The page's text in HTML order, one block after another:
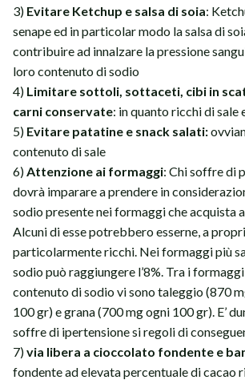
3) Evitare Ketchup e salsa di soia:
senape ed in particolar modo la salsa di
contribuire ad innalzare la pressione
loro contenuto di sodio
4) Limitare sottoli, sottaceti, cibi in
carni conservate: in quanto ricchi di sale
5) Evitare patatine e snack salati:
contenuto di sale
6)Attenzione ai formaggi: Chi soffre di
dovrà imparare a prendere in
sodio presente nei formaggi che acquista
Alcuni di esse potrebbero esserne, a
particolarmente ricchi. Nei formaggi più
sodio può raggiungere l’8%. Tra i
contenuto di sodio vi sono taleggio (870
100 gr) e grana (700 mg ogni 100 gr). E’
soffre di ipertensione si regoli di
7)via libera a cioccolato fondente e
fondente ad elevata percentuale di cacao